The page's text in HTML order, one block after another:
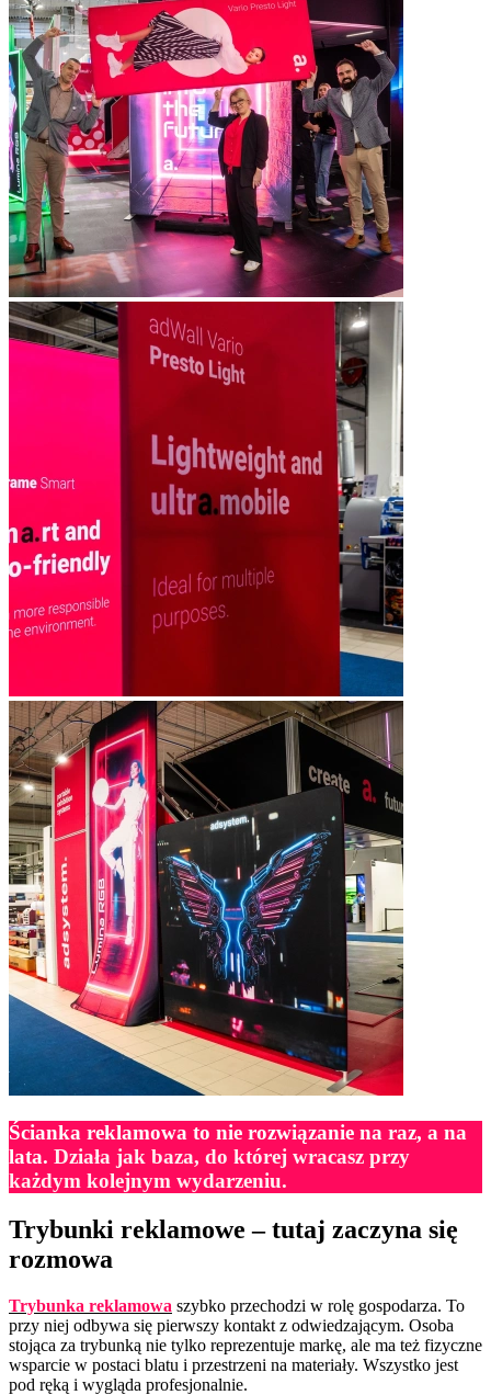
Ścianka reklamowa to nie rozwiązanie na raz, a na
lata. Działa jak baza, do której wracasz przy
każdym kolejnym wydarzeniu.
Trybunki reklamowe – tutaj zaczyna się
rozmowa
Trybunka reklamowa szybko przechodzi w rolę gospodarza. To
przy niej odbywa się pierwszy kontakt z odwiedzającym. Osoba
stojąca za trybunką nie tylko reprezentuje markę, ale ma też fizyczne
wsparcie w postaci blatu i przestrzeni na materiały. Wszystko jest
pod ręką i wygląda profesjonalnie.